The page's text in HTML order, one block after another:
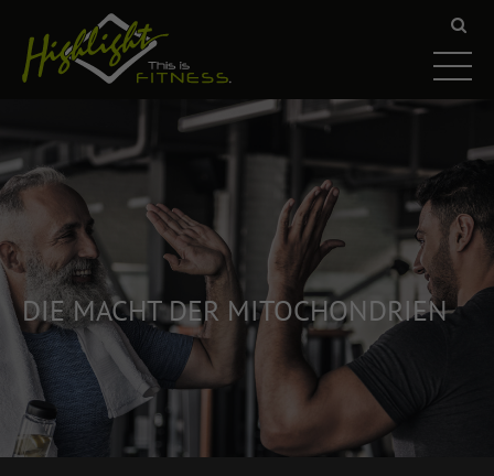
DIE MACHT DER MITOCHONDRIEN